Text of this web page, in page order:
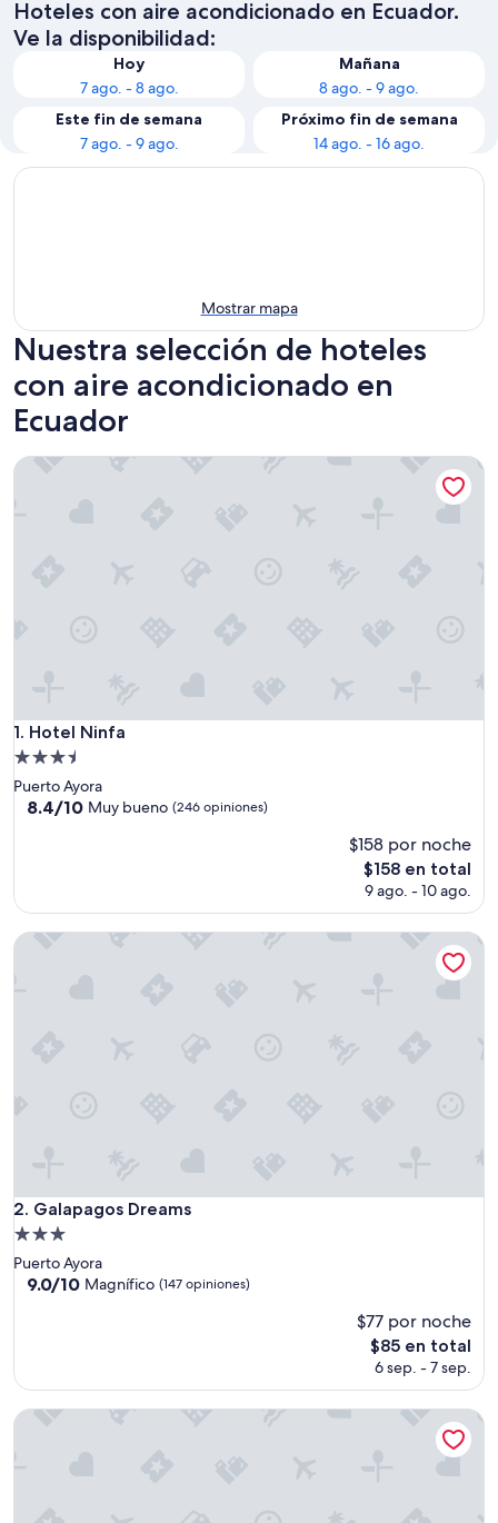
Hoteles con aire acondicionado en Ecuador.
Ve la disponibilidad:
Hoy
7 ago. - 8 ago.
Mañana
8 ago. - 9 ago.
Este fin de semana
7 ago. - 9 ago.
Próximo fin de semana
14 ago. - 16 ago.
Mostrar mapa
Nuestra selección de hoteles
con aire acondicionado en
Ecuador
1. Hotel Ninfa
Hotel Ninfa
Propiedad
de
3.5
Puerto Ayora
8.4
8.4/10 Muy bueno (246 opiniones)
$158 por noche
El
precio
es
$158 en total
9 ago. - 10 ago.
Hotel Ninfa
2. Galapagos Dreams
Galapagos Dreams
Propiedad
de
3.0
Puerto Ayora
9.0
9.0/10 Magnífico (147 opiniones)
$77 por noche
El
precio
$85 en total
6 sep. - 7 sep.
Galapagos Dreams
Hotel Los Algarrobos